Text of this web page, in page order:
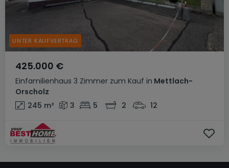
Einfamilienhaus 3 Zimmer zum Kauf in Mettlach-
Orscholz
425.000 €
245 m² 3 5 2 12
UNTER KAUFVERTRAG